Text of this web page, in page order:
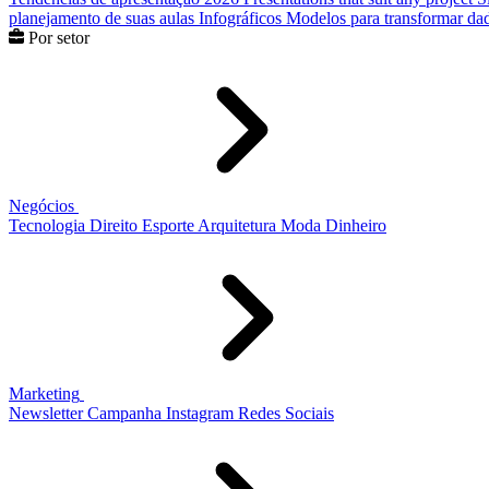
planejamento de suas aulas Infográficos Modelos para transformar
Por setor
Negócios
Tecnologia Direito Esporte Arquitetura Moda Dinheiro
Marketing
Newsletter Campanha Instagram Redes Sociais